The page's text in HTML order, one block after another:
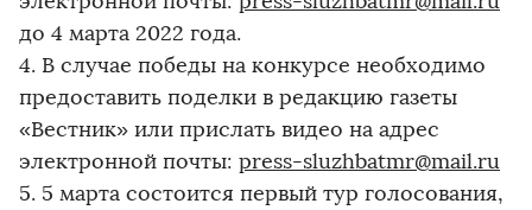
до 4 марта 2022 года.
4. В случае победы на конкурсе необходимо
предоставить поделки в редакцию газеты
«Вестник» или прислать видео на адрес
электронной почты: press-sluzhbatmr@mail.ru
5. 5 марта состоится первый тур голосования,